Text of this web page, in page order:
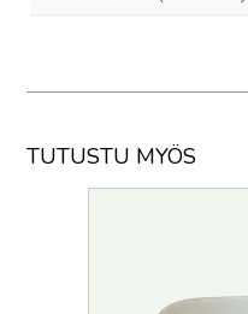
TUTUSTU MYÖS